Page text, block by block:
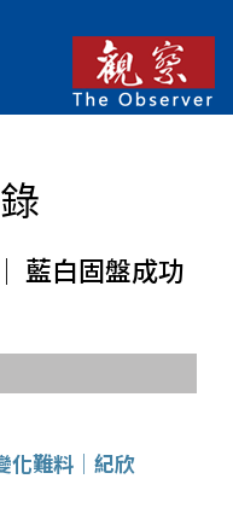
藍白固盤成功
化難料│紀欣